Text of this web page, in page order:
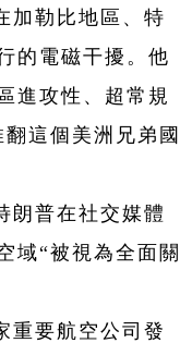
加勒比地區、特
的電磁干擾。他
進攻性、超常規
這個美洲兄弟國
朗普在社交媒體
域“被視為全面關
重要航空公司發